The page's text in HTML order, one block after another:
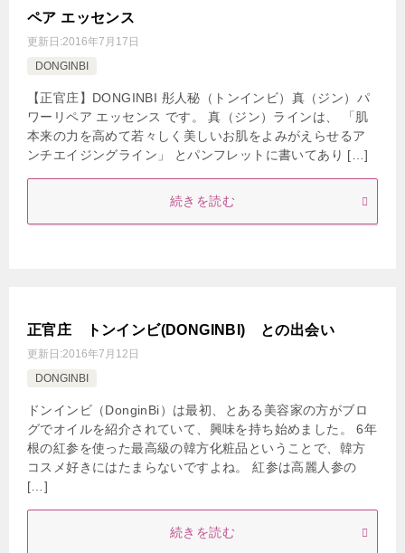
ペア エッセンス
更新日:2016年7月17日
DONGINBI
【正官庄】DONGINBI 彤人秘（トンインビ）真（ジン）パ
ワーリペア エッセンス です。 真（ジン）ラインは、 「肌
本来の力を高めて若々しく美しいお肌をよみがえらせるア
ンチエイジングライン」 とパンフレットに書いてあり […]
続きを読む
正官庄 トンインビ(DONGINBI) との出会い
更新日:2016年7月12日
DONGINBI
ドンインビ（DonginBi）は最初、とある美容家の方がブロ
グでオイルを紹介されていて、興味を持ち始めました。 6年
根の紅参を使った最高級の韓方化粧品ということで、韓方
コスメ好きにはたまらないですよね。 紅参は高麗人参の
[…]
続きを読む